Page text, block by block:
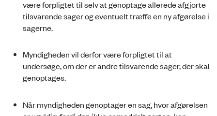
være forpligtet til selv at genoptage allerede afgjorte
tilsvarende sager og eventuelt træffe en ny afgørelse i
sagerne.
Myndigheden vil derfor være forpligtet til at
undersøge, om der er andre tilsvarende sager, der skal
genoptages.
Når myndigheden genoptager en sag, hvor afgørelsen